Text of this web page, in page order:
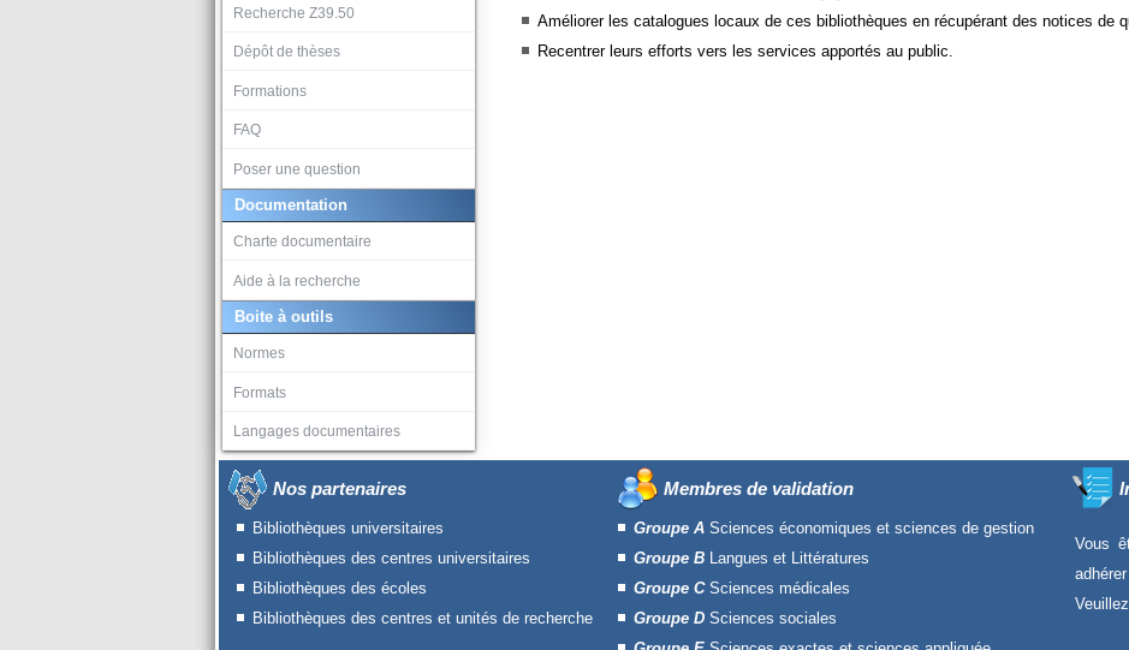
Recherche Z39.50
Dépôt de thèses
Formations
FAQ
Poser une question
Documentation
Charte documentaire
Aide à la recherche
Boite à outils
Normes
Formats
Langages documentaires
Améliorer les catalogues locaux de ces bibliothèques en récupérant des notices de
Recentrer leurs efforts vers les services apportés au public.
Nos partenaires
Bibliothèques universitaires
Bibliothèques des centres universitaires
Bibliothèques des écoles
Bibliothèques des centres et unités de recherche
Membres de validation
Groupe A Sciences économiques et sciences de gestion
Groupe B Langues et Littératures
Groupe C Sciences médicales
Groupe D Sciences sociales
Vous